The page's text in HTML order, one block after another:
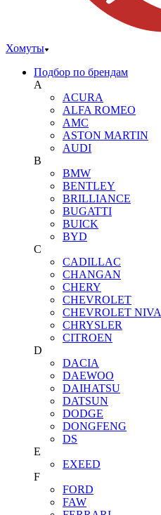
Хомуты
Подбор по брендам
A
ACURA
ALFA ROMEO
AMC
ASTON MARTIN
AUDI
B
BMW
BENTLEY
BRILLIANCE
BUGATTI
BUICK
BYD
C
CADILLAC
CHANGAN
CHERY
CHEVROLET
CHEVROLET NIVA
CHRYSLER
CITROEN
D
DACIA
DAEWOO
DAIHATSU
DATSUN
DODGE
DONGFENG
DS
E
EXEED
F
FORD
FAW